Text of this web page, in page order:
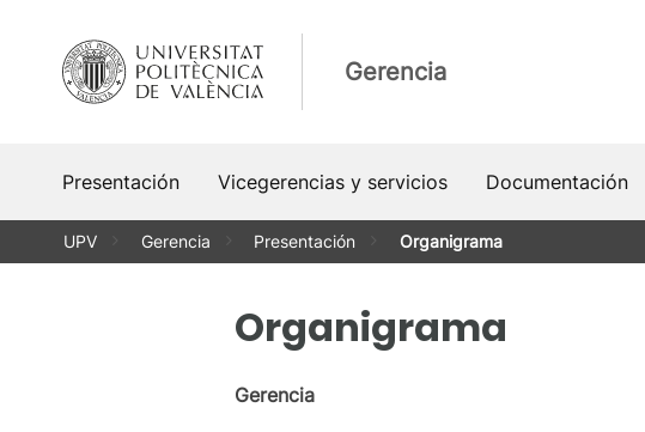
contenido
Gerencia
Presentación Vicegerencias y servicios Documentación
UPV Gerencia Presentación Organigrama
Organigrama
Gerencia